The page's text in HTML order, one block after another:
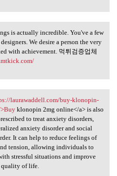
is actually
is actually incredible. You've a few
We desire a person the very
with achievement. 먹튀검증업체
laurawaddell
laurawaddell.com/buy-klonopin-
klonopin 2mg online</a> is also
to treat anxiety disorders,
anxiety disorder and social
It can help to reduce feelings of
tension, allowing individuals to
stressful situations and improve
of life.